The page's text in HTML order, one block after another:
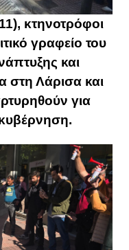
κτηνοτρόφοι
γραφείο του
και
Λάρισα και
για